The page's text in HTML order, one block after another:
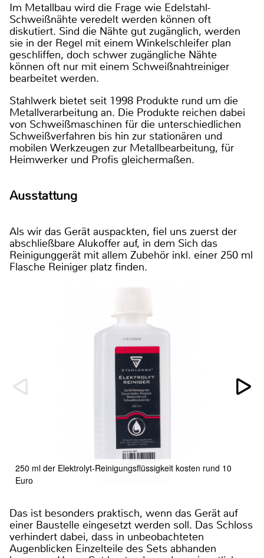
Im Metallbau wird die Frage wie Edelstahl-
Schweißnähte veredelt werden können oft
diskutiert. Sind die Nähte gut zugänglich, werden
sie in der Regel mit einem Winkelschleifer plan
geschliffen, doch schwer zugängliche Nähte
können oft nur mit einem Schweißnahtreiniger
bearbeitet werden.
Stahlwerk bietet seit 1998 Produkte rund um die
Metallverarbeitung an. Die Produkte reichen dabei
von Schweißmaschinen für die unterschiedlichen
Schweißverfahren bis hin zur stationären und
mobilen Werkzeugen zur Metallbearbeitung, für
Heimwerker und Profis gleichermaßen.
Ausstattung
Als wir das Gerät auspackten, fiel uns zuerst der
abschließbare Alukoffer auf, in dem Sich das
Reinigunggerät mit allem Zubehör inkl. einer 250 ml
Flasche Reiniger platz finden.
250 ml der Elektrolyt-Reinigungsflüssigkeit kosten rund 10
Euro
Das ist besonders praktisch, wenn das Gerät auf
einer Baustelle eingesetzt werden soll. Das Schloss
verhindert dabei, dass in unbeobachteten
Augenblicken Einzelteile des Sets abhanden